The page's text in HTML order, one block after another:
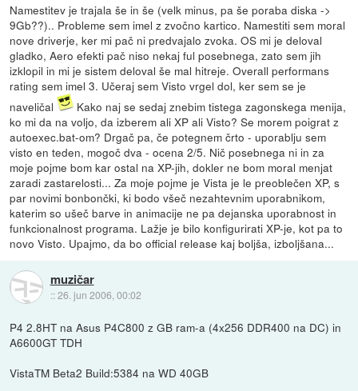
Namestitev je trajala še in še (velk minus, pa še poraba diska ->
9Gb??).. Probleme sem imel z zvočno kartico. Namestiti sem moral
nove driverje, ker mi pač ni predvajalo zvoka. OS mi je deloval
gladko, Aero efekti pač niso nekaj ful posebnega, zato sem jih
izklopil in mi je sistem deloval še mal hitreje. Overall performans
rating sem imel 3. Učeraj sem Visto vrgel dol, ker sem se je
naveličal
Kako naj se sedaj znebim tistega zagonskega menija,
ko mi da na voljo, da izberem ali XP ali Visto? Se morem poigrat z
autoexec.bat-om? Drgač pa, če potegnem črto - uporablju sem
visto en teden, mogoč dva - ocena 2/5. Nič posebnega ni in za
moje pojme bom kar ostal na XP-jih, dokler ne bom moral menjat
zaradi zastarelosti... Za moje pojme je Vista je le preoblečen XP, s
par novimi bonbončki, ki bodo všeč nezahtevnim uporabnikom,
katerim so ušeč barve in animacije ne pa dejanska uporabnost in
funkcionalnost programa. Lažje je bilo konfigurirati XP-je, kot pa to
novo Visto. Upajmo, da bo official release kaj boljša, izboljšana...
muzičar
::26. jun 2006, 00:02
P4 2.8HT na Asus P4C800 z GB ram-a (4x256 DDR400 na DC) in
A6600GT TDH
VistaTM Beta2 Build:5384 na WD 40GB